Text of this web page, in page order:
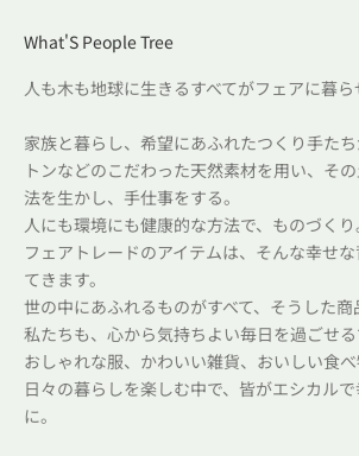
What'S People Tree
人も木も地球に生きるすべてがフェアに暮ら
家族と暮らし、希望にあふれたつくり手た
トンなどのこだわった天然素材を用い、そ
法を生かし、手仕事をする。
人にも環境にも健康的な方法で、ものづくり
フェアトレードのアイテムは、そんな幸せ
てきます。
世の中にあふれるものがすべて、そうした商
私たちも、心から気持ちよい毎日を過ごせる
おしゃれな服、かわいい雑貨、おいしい食べ
日々の暮らしを楽しむ中で、皆がエシカル
に。